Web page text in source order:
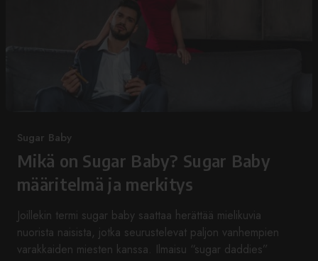
Category
Sugar Baby
Mikä on Sugar Baby? Sugar Baby
määritelmä ja merkitys
Joillekin termi sugar baby saattaa herättää mielikuvia
nuorista naisista, jotka seurustelevat paljon vanhempien
varakkaiden miesten kanssa. Ilmaisu “sugar daddies”